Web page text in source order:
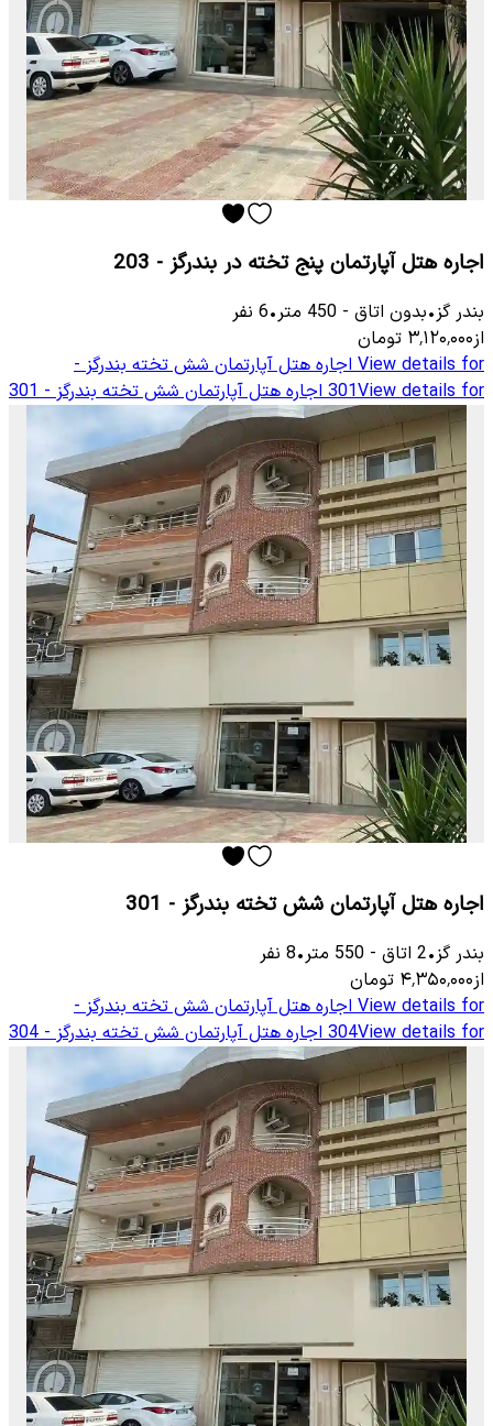
اجاره هتل آپارتمان پنج تخته در بندرگز - 203
بندر گز•بدون اتاق -
450 متر•
6 نفر
از۳٬۱۲۰٬۰۰۰ تومان
View details for اجاره هتل آپارتمان شش تخته بندرگز -
301View details for اجاره هتل آپارتمان شش تخته بندرگز - 301
اجاره هتل آپارتمان شش تخته بندرگز - 301
بندر گز•
2 اتاق -
550 متر•
8 نفر
از۴٬۳۵۰٬۰۰۰ تومان
View details for اجاره هتل آپارتمان شش تخته بندرگز -
304View details for اجاره هتل آپارتمان شش تخته بندرگز - 304